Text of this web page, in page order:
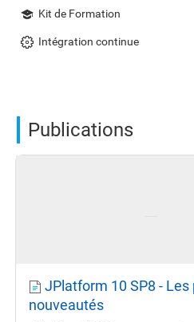
Kit de Formation
Intégration continue
Publications
JPlatform 10 SP8 -
nouveautés